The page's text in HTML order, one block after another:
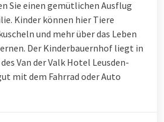
Sie einen gemütlichen Ausflug
Kinder können hier Tiere
und mehr über das Leben
Der Kinderbauernhof liegt in
Van der Valk Hotel Leusden-
mit dem Fahrrad oder Auto